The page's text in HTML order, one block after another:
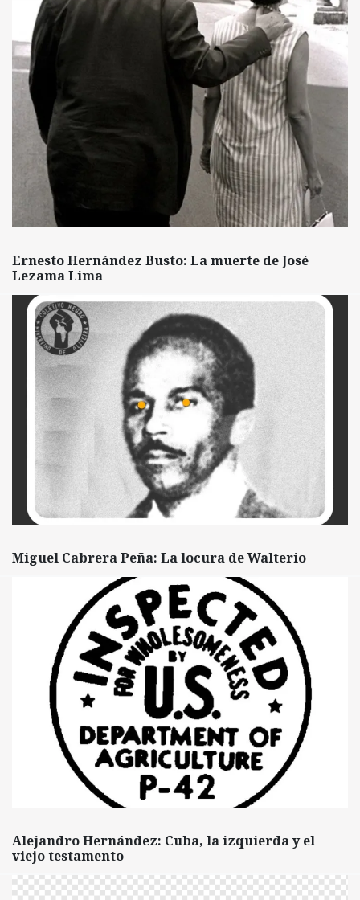
Ernesto Hernández Busto: La muerte de José
Lezama Lima
Miguel Cabrera Peña: La locura de Walterio
Alejandro Hernández: Cuba, la izquierda y el
viejo testamento